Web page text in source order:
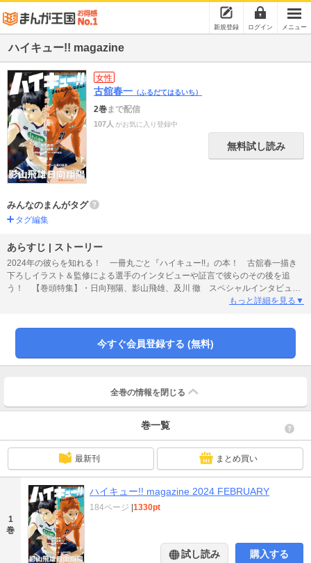
新規登録 ログイン メニュー
ハイキュー!! magazine
女性
古舘春一 （ふるだてはるいち）
2巻まで配信
107人 がお気に入り登録中
無料試し読み
みんなのまんがタグ
タグ編集
あらすじ | ストーリー
2024年の彼らを知れる！ 一冊丸ごと『ハイキュー!!』の本！ 古舘春一描き
下ろしイラスト＆監修による選手のインタビューや証言で彼らのその後を追
う！ 【巻頭特集】・日向翔陽、影山飛雄、及川 徹 スペシャルインタビュ
ー ・孤爪研磨＆黒尾鉄朗 二人の現在に迫る ・元チームメイトの証言
志（パナソニックパンサーズ） インタビュー 【漫画＆小説】・『ハイキュー
部!!』、『れっつ！ハイキュー!?』 新作描き下ろし漫画・古舘春一歴代スタッ
フ 描き下ろしルポ漫画 ・『ハイキュー!! ショーセツバン!!』 新作書き下ろし
小説 【アニメ特集】・映画『劇場版ハイキュー!! ゴミ捨て場の決戦』原画初
ク ・満仲 勧監督×松下慶子プロデューサー×初代担当編集・本田佑行 座談
属しません。ご了承ください。
もっと詳細を見る▼
今すぐ会員登録する (無料)
全巻の情報を 閉じる
巻一覧
最新刊 まとめ買い
1
巻
ハイキュー!! magazine 2024 FEBRUARY
184ページ 1330pt
試し読み 購入する